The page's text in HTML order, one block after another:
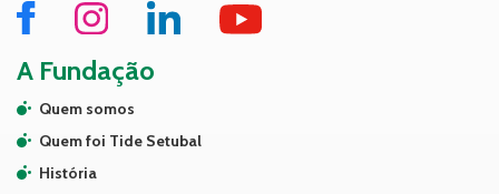
A Fundação
Quem somos
Quem foi Tide Setubal
História